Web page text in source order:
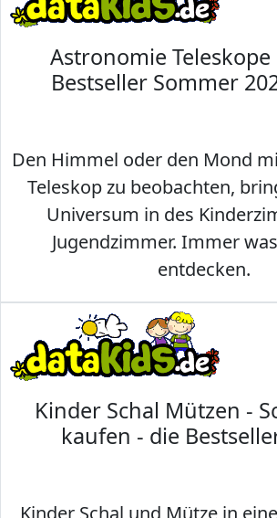
Astronomie
Bestseller Sommer
Den Himmel oder den Mond
Teleskop zu beobachten,
Universum in des
Jugendzimmer. Immer
entdecken.
Kinder Schal Mützen -
kaufen - die
Kinder Schal und Mütze in